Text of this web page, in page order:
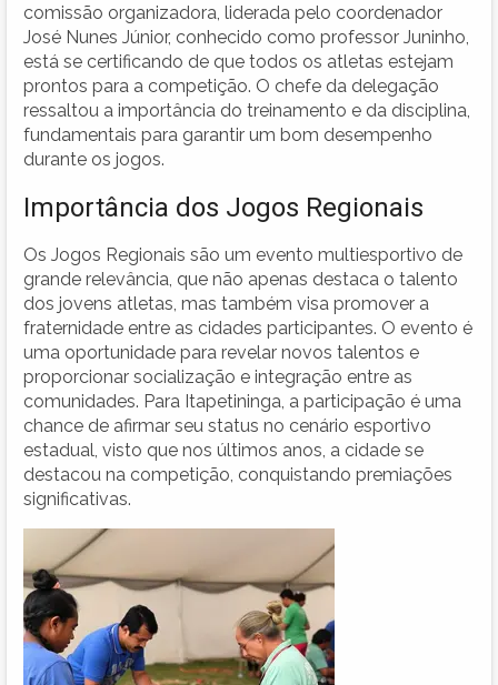
comissão organizadora, liderada pelo coordenador
José Nunes Júnior, conhecido como professor Juninho,
está se certificando de que todos os atletas estejam
prontos para a competição. O chefe da delegação
ressaltou a importância do treinamento e da disciplina,
fundamentais para garantir um bom desempenho
durante os jogos.
Importância dos Jogos Regionais
Os Jogos Regionais são um evento multiesportivo de
grande relevância, que não apenas destaca o talento
dos jovens atletas, mas também visa promover a
fraternidade entre as cidades participantes. O evento é
uma oportunidade para revelar novos talentos e
proporcionar socialização e integração entre as
comunidades. Para Itapetininga, a participação é uma
chance de afirmar seu status no cenário esportivo
estadual, visto que nos últimos anos, a cidade se
destacou na competição, conquistando premiações
significativas.